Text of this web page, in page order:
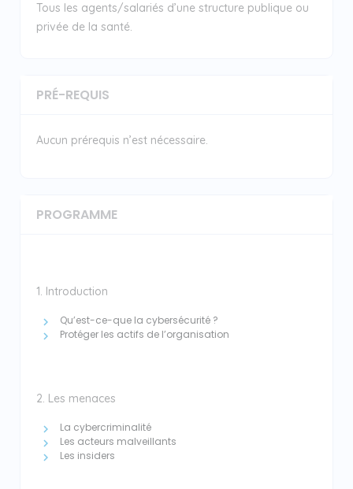
Tous les agents/salariés d’une structure publique ou
privée de la santé.
PRÉ-REQUIS
Aucun prérequis n’est nécessaire.
PROGRAMME
1. Introduction
Qu’est-ce-que la cybersécurité ?
Protéger les actifs de l’organisation
2. Les menaces
La cybercriminalité
Les acteurs malveillants
Les insiders